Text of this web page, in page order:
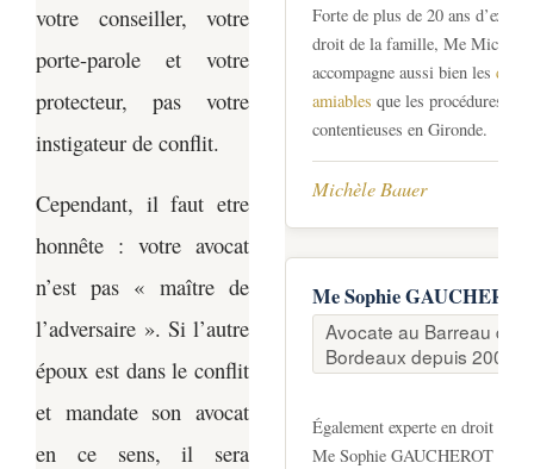
votre conseiller, votre
porte-parole et votre
protecteur, pas votre
instigateur de conflit.
Cependant, il faut etre
honnête : votre avocat
n’est pas « maître de
l’adversaire ». Si l’autre
époux est dans le conflit
et mandate son avocat
en ce sens, il sera
Forte de plus de 20 ans
droit de la famille, Me Michèle
accompagne aussi bien les
amiables que les procédures
contentieuses en Gironde.
Michèle Bauer
Me Sophie GAUCHEROT
Avocate au Barreau de
Bordeaux depuis 2003
Également experte en droit de
Me Sophie GAUCHEROT traite